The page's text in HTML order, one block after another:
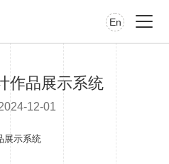
En
作品展示系统
12-01
展示系统